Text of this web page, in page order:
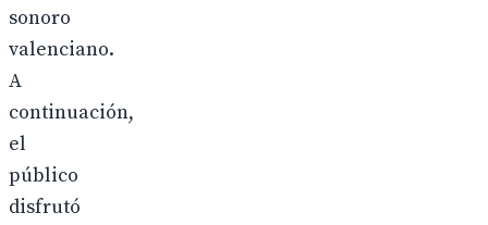
sonoro
valenciano.
A
continuación,
el
público
disfrutó